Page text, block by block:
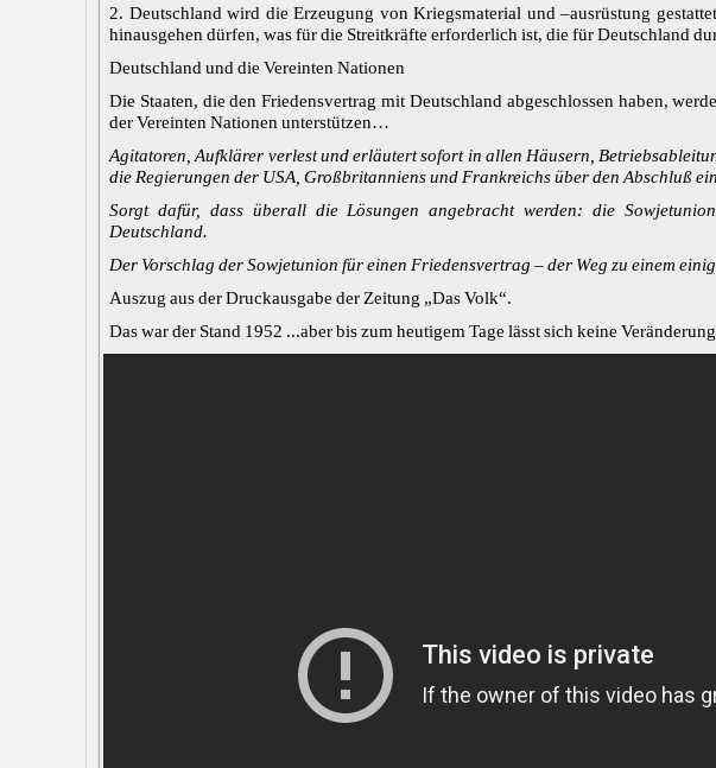
2. Deutschland wird die Erzeugung von Kriegsmaterial und –ausrüstung
hinausgehen dürfen, was für die Streitkräfte erforderlich ist, die für Deutschland
Deutschland und die Vereinten Nationen
Die Staaten, die den Friedensvertrag mit Deutschland abgeschlossen haben,
der Vereinten Nationen unterstützen…
Agitatoren, Aufklärer verlest und erläutert sofort in allen Häusern,
die Regierungen der USA, Großbritanniens und Frankreichs über den Abschluß
Sorgt dafür, dass überall die Lösungen angebracht werden: die
Deutschland.
Der Vorschlag der Sowjetunion für einen Friedensvertrag – der Weg zu einem
Auszug aus der Druckausgabe der Zeitung „Das Volk“.
Das war der Stand 1952 ...aber bis zum heutigem Tage lässt sich keine